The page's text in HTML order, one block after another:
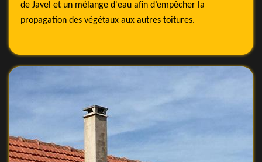
de Javel et un mélange d'eau afin d’empêcher la
propagation des végétaux aux autres toitures.